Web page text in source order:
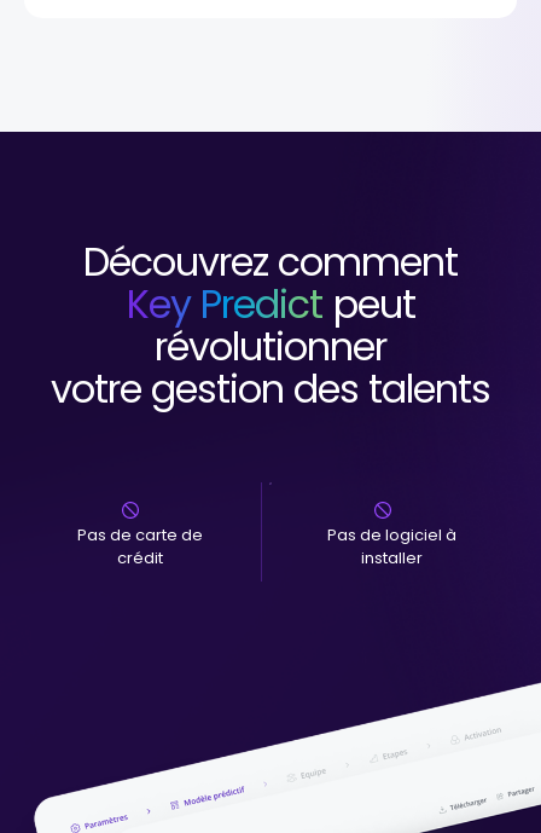
Découvrez comment
Key Predict peut
révolutionner
votre gestion des talents
Pas de carte de
crédit
Pas de logiciel à
installer